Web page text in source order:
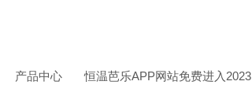
产品中心 恒温芭乐APP网站免费进入2023